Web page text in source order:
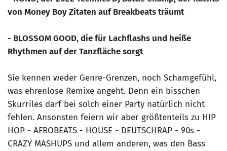
von Money Boy Zitaten auf Breakbeats träumt
- BLOSSOM GOOD, die für Lachflashs und heiße
Rhythmen auf der Tanzfläche sorgt
Sie kennen weder Genre-Grenzen, noch Schamgefühl,
was ehrenlose Remixe angeht. Denn ein bisschen
Skurriles darf bei solch einer Party natürlich nicht
fehlen. Ansonsten feiern wir aber größtenteils zu HIP
HOP - AFROBEATS - HOUSE - DEUTSCHRAP - 90s -
CRAZY MASHUPS und allem anderen, was den Bass